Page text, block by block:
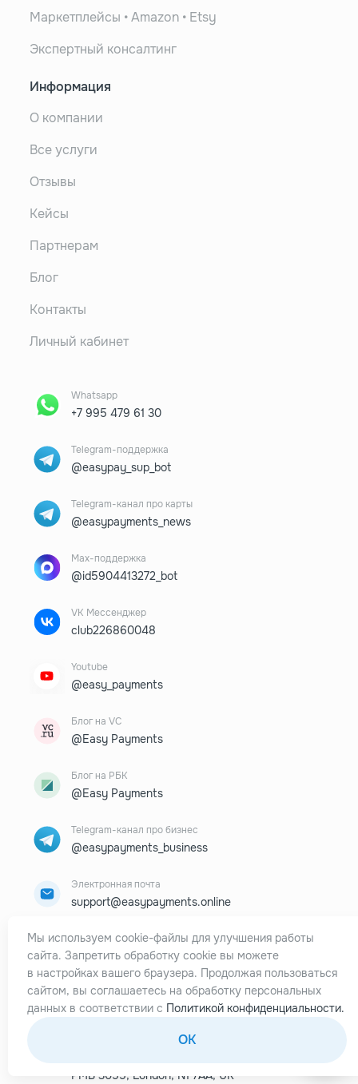
Маркетплейсы • Amazon • Etsy
Экспертный консалтинг
Информация
О компании
Все услуги
Отзывы
Кейсы
Партнерам
Блог
Контакты
Личный кабинет
Whatsapp
+7 995 479 61 30
Telegram-поддержка
@easypay_sup_bot
Telegram-канал про карты
@easypayments_news
Max-поддержка
@id5904413272_bot
VK Мессенджер
club226860048
Youtube
@easy_payments
Блог на VC
@Easy Payments
Блог на РБК
@Easy Payments
Telegram-канал про бизнес
@easypayments_business
Электронная почта
support@easypayments.online
Сотрудничество и реклама
marketing@easypayments.online
Адреса
129085, г. Москва,
PMB 3055, London, N1 7AA, UK
Мы используем cookie-файлы для улучшения работы
сайта. Запретить обработку cookie вы можете
в настройках вашего браузера. Продолжая пользоваться
сайтом, вы соглашаетесь на обработку персональных
данных в соответствии с Политикой конфиденциальности.
OK